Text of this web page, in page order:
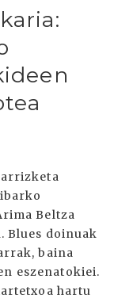
Beltza
Blues doinuak
baina
eszenatokiei.
hartu